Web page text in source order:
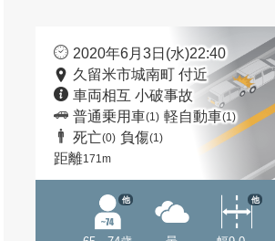
2020年6月3日(水)22:40
久留米市城南町 付近
車両相互 小破事故
普通乗用車(1) 軽自動車(1)
死亡(0) 負傷(1)
距離171m
他 他